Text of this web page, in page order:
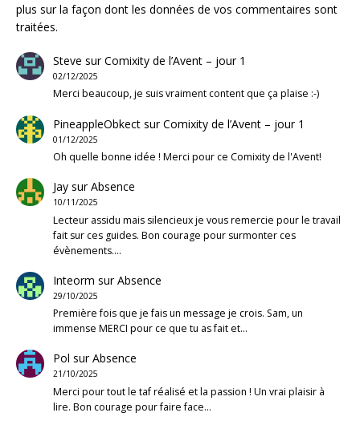
plus sur la façon dont les données de vos commentaires sont
traitées.
Steve surComixity de l’Avent – jour 1
02/12/2025
Merci beaucoup, je suis vraiment content que ça plaise :-)
PineappleObkectsurComixity de l’Avent – jour 1
01/12/2025
Oh quelle bonne idée ! Merci pour ce Comixity de l'Avent!
JaysurAbsence
10/11/2025
Lecteur assidu mais silencieux je vous remercie pour le travail
fait sur ces guides. Bon courage pour surmonter ces
évènements.…
Inteorm surAbsence
29/10/2025
Première fois que je fais un message je crois. Sam, un
immense MERCI pour ce que tu as fait et…
Pol surAbsence
21/10/2025
Merci pour tout le taf réalisé et la passion ! Un vrai plaisir à
lire. Bon courage pour faire face…